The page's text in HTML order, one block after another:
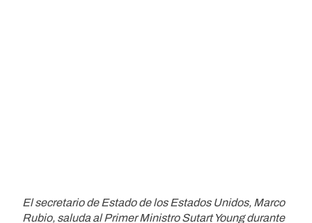
El secretario de Estado de los Estados Unidos, Marco
Rubio, saluda al Primer Ministro Sutart Young durante